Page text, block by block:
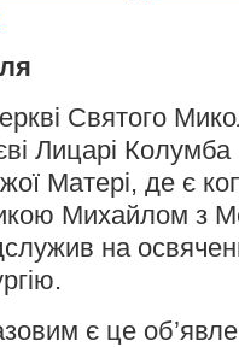
Святого
Лицарі Колумба
Матері, де є
Михайлом з
на
є це